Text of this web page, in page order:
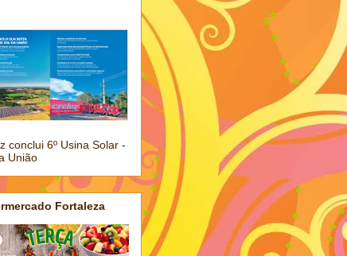
conclui 6º Usina Solar -
União
Fortaleza